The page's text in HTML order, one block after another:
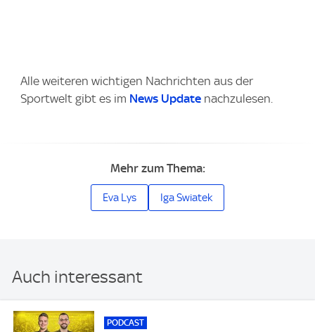
Alle weiteren wichtigen Nachrichten aus der
Sportwelt gibt es im News Update nachzulesen.
Mehr zum Thema:
Eva Lys Iga Swiatek
Auch interessant
PODCAST